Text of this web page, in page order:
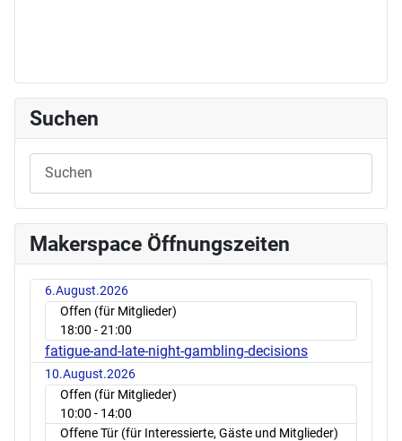
Suchen
Makerspace Öffnungszeiten
6.August.2026
Offen (für Mitglieder)
18:00 - 21:00
fatigue-and-late-night-gambling-decisions
10.August.2026
Offen (für Mitglieder)
10:00 - 14:00
Offene Tür (für Interessierte, Gäste und Mitglieder)